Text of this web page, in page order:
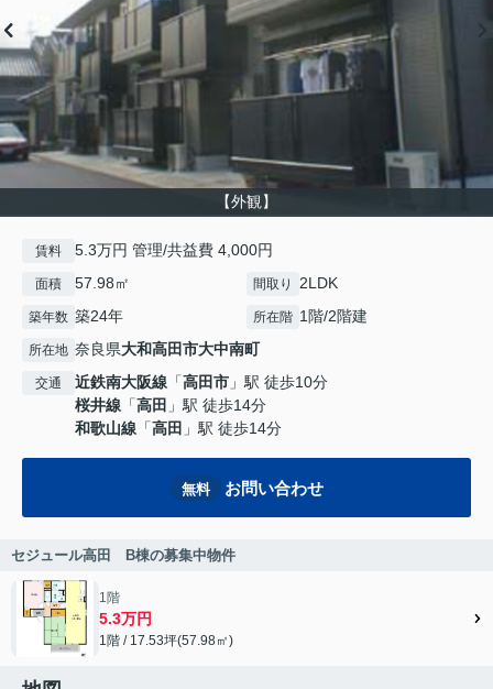
【外観】
賃料 5.3万円 管理/共益費 4,000円
面積 57.98㎡ 間取り 2LDK
築年数 築24年 所在階 1階/2階建
所在地 奈良県大和高田市大中南町
交通 近鉄南大阪線 「高田市 」駅 徒歩10分
桜井線 「高田 」駅 徒歩14分
和歌山線 「高田 」駅 徒歩14分
無料 お問い合わせ
セジュール高田 B棟の募集中物件
1階
5.3万円
1階 / 17.53坪(57.98㎡)